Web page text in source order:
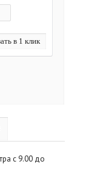
с 9.00 до